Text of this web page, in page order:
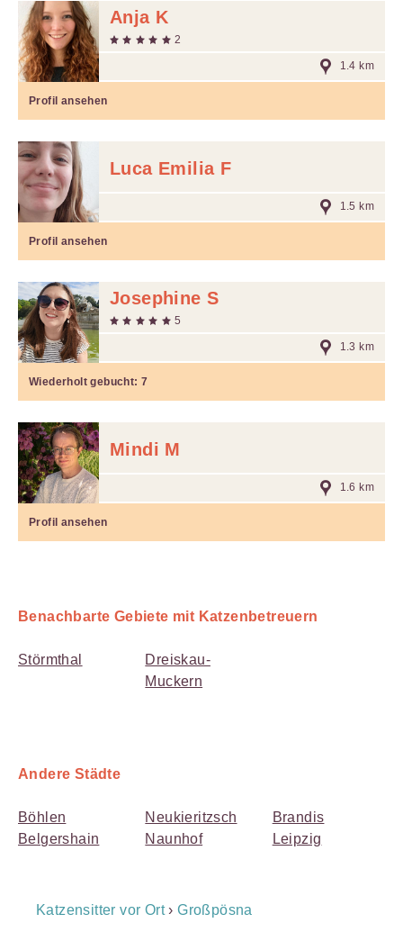
Anja K
2
1.4 km
Profil ansehen
Luca Emilia F
1.5 km
Profil ansehen
Josephine S
5
1.3 km
Wiederholt gebucht:7
Mindi M
1.6 km
Profil ansehen
Benachbarte Gebiete mit Katzenbetreuern
Störmthal
Dreiskau-
Muckern
Andere Städte
Böhlen
Belgershain
Neukieritzsch
Naunhof
Brandis
Leipzig
Breadcrumb
Katzensitter vor Ort›Großpösna